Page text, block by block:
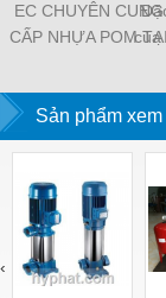
EC CHUYÊN CUNG
CẤP NHỰA POMcủa
Sản phẩm
‹